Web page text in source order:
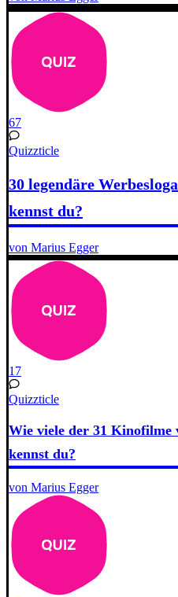
67
Quizzticle
30 legendäre
kennst du?
von Marius Egger
17
Quizzticle
Wie viele der 31
kennst du?
von Marius Egger